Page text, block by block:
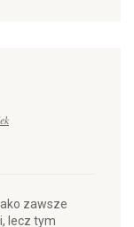
zawsze
lecz tym